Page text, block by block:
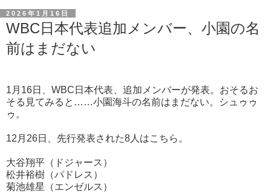
2026年1月16日
WBC日本代表追加メンバー、小園の名
前はまだない
1月16日、WBC日本代表、追加メンバーが発表。おそるお
そる見てみると……小園海斗の名前はまだない。シュゥゥ
ゥ。
12月26日、先行発表された8人はこちら。
大谷翔平（ドジャース）
松井裕樹（パドレス）
菊池雄星（エンゼルス）